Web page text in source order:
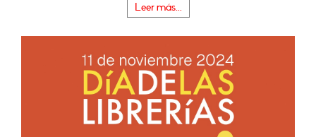
Leer más...